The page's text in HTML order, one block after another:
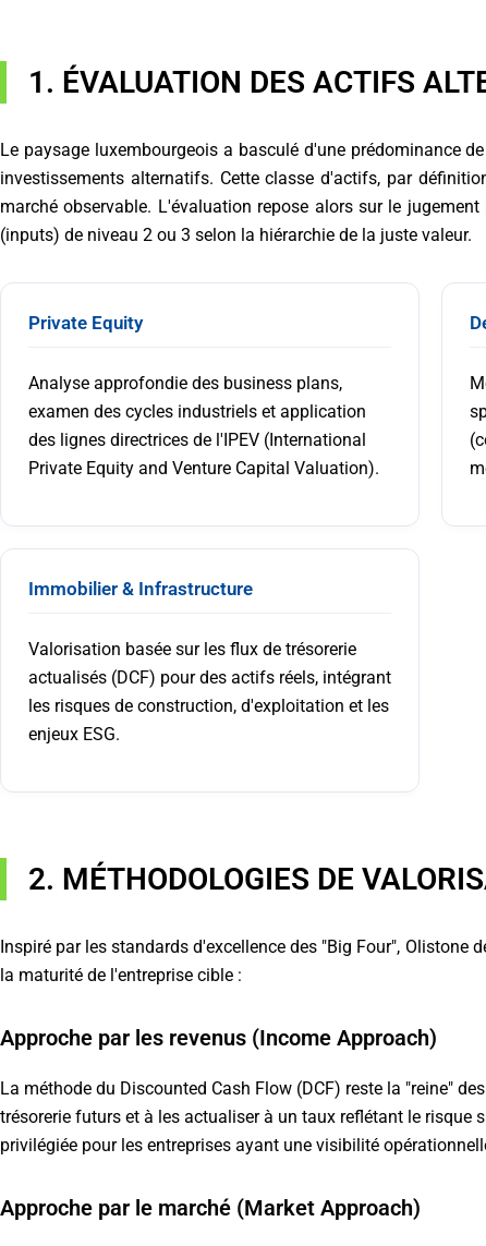
1. ÉVALUATION DES ACTIFS
Le paysage luxembourgeois a basculé d'une prédominance
investissements alternatifs. Cette classe d'actifs, par
marché observable. L'évaluation repose alors sur le
(inputs) de niveau 2 ou 3 selon la hiérarchie de la juste valeur.
Private Equity
Analyse approfondie des business plans,
examen des cycles industriels et application
des lignes directrices de l'IPEV (International
Private Equity and Venture Capital Valuation).
Immobilier & Infrastructure
Valorisation basée sur les flux de trésorerie
actualisés (DCF) pour des actifs réels, intégrant
les risques de construction, d'exploitation et les
enjeux ESG.
2. MÉTHODOLOGIES DE
Inspiré par les standards d'excellence des "Big Four", Olistone
la maturité de l'entreprise cible :
Approche par les revenus (Income Approach)
La méthode du Discounted Cash Flow (DCF) reste la "reine"
trésorerie futurs et à les actualiser à un taux reflétant le risque
privilégiée pour les entreprises ayant une visibilité
Approche par le marché (Market Approach)